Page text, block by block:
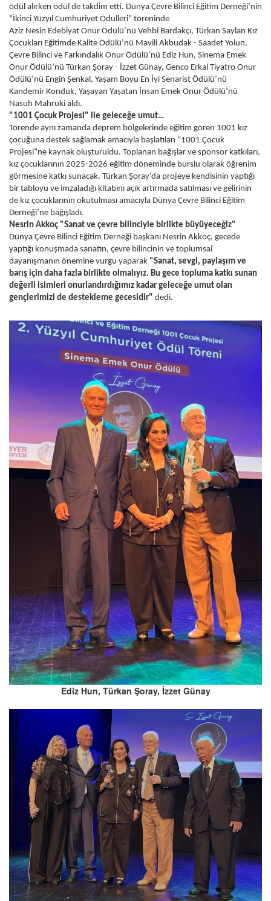
ödül alırken ödül de takdim etti. Dünya Çevre Bilinci Eğitim Derneği’nin
“İkinci Yüzyıl Cumhuriyet Ödülleri" töreninde
Aziz Nesin Edebiyat Onur Ödülü’nü Vehbi Bardakçı, Türkan Saylan Kız
Çocukları Eğitimde Kalite Ödülü’nü Mavili Akbudak - Saadet Yolun,
Çevre Bilinci ve Farkındalık Onur Ödülü’nü Ediz Hun, Sinema Emek
Onur Ödülü’nü Türkan Şoray - İzzet Günay, Genco Erkal Tiyatro Onur
Ödülü’nü Engin Şenkal, Yaşam Boyu En İyi Senarist Ödülü’nü
Kandemir Konduk, Yaşayan Yaşatan İnsan Emek Onur Ödülü’nü
Nasuh Mahruki aldı.
"1001 Çocuk Projesi" ile geleceğe umut…
Törende aynı zamanda deprem bölgelerinde eğitim gören 1001 kız
çocuğuna destek sağlamak amacıyla başlatılan “1001 Çocuk
Projesi”ne kaynak oluşturuldu. Toplanan bağışlar ve sponsor katkıları,
kız çocuklarının 2025-2026 eğitim döneminde burslu olarak öğrenim
görmesine katkı sunacak. Türkan Şoray’da projeye kendisinin yaptığı
bir tabloyu ve imzaladığı kitabını açık artırmada satılması ve gelirinin
de kız çocuklarının okutulması amacıyla Dünya Çevre Bilinci Eğitim
Derneği’ne bağışladı.
Nesrin Akkoç "Sanat ve çevre bilinciyle birlikte büyüyeceğiz"
Dünya Çevre Bilinci Eğitim Derneği başkanı Nesrin Akkoç, gecede
yaptığı konuşmada sanatın, çevre bilincinin ve toplumsal
dayanışmanın önemine vurgu yaparak "Sanat, sevgi, paylaşım ve
barış için daha fazla birlikte olmalıyız. Bu gece topluma katkı sunan
değerli isimleri onurlandırdığımız kadar geleceğe umut olan
gençlerimizi de destekleme gecesidir" dedi.
Ediz Hun, Türkan Şoray, İzzet Günay